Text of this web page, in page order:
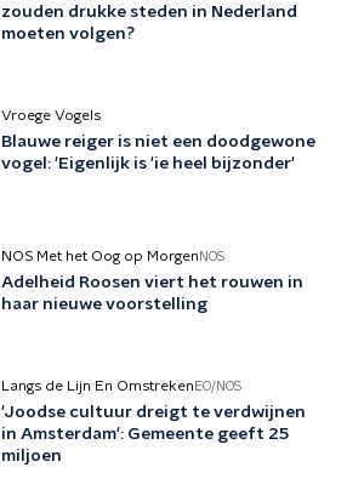
zouden drukke steden in Nederland
moeten volgen?
Vroege Vogels
Blauwe reiger is niet een doodgewone
vogel: 'Eigenlijk is 'ie heel bijzonder'
NOS Met het Oog op Morgen NOS
Adelheid Roosen viert het rouwen in
haar nieuwe voorstelling
Langs de Lijn En Omstreken EO/NOS
'Joodse cultuur dreigt te verdwijnen
in Amsterdam': Gemeente geeft 25
miljoen